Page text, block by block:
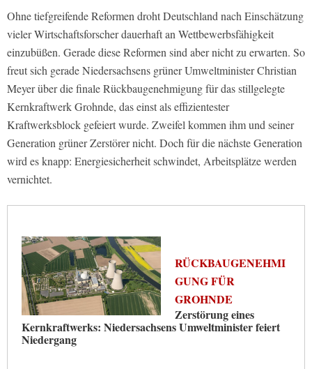
Ohne tiefgreifende Reformen droht Deutschland nach Einschätzung
vieler Wirtschaftsforscher dauerhaft an Wettbewerbsfähigkeit
einzubüßen. Gerade diese Reformen sind aber nicht zu erwarten. So
freut sich gerade Niedersachsens grüner Umweltminister Christian
Meyer über die finale Rückbaugenehmigung für das stillgelegte
Kernkraftwerk Grohnde, das einst als effizientester
Kraftwerksblock gefeiert wurde. Zweifel kommen ihm und seiner
Generation grüner Zerstörer nicht. Doch für die nächste Generation
wird es knapp: Energiesicherheit schwindet, Arbeitsplätze werden
vernichtet.
RÜCKBAUGENEHMI
GUNG FÜR
GROHNDE
Zerstörung eines
Kernkraftwerks: Niedersachsens Umweltminister feiert
Niedergang